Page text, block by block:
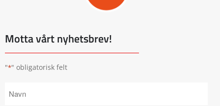
Motta vårt nyhetsbrev!
"*" obligatorisk felt